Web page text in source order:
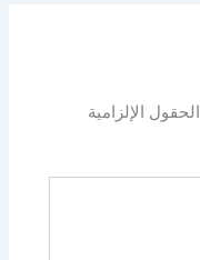
الحقول الإلزامية